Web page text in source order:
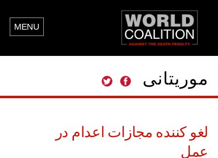
MENU
موریتانی
لغو کننده مجازات اعدام در
عمل